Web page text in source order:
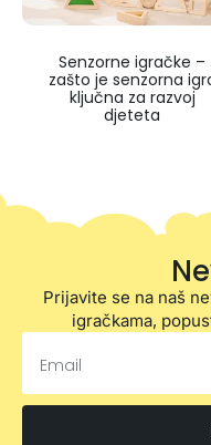
Senzorne igračke –
zašto je senzorna
ključna za razvoj
djeteta
Prijavite se na naš
igračkama,